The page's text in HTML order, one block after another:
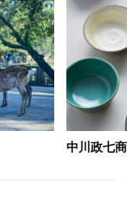
中川政七